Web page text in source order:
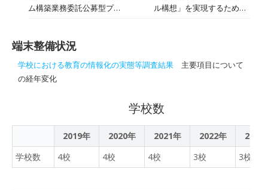
ム構築業務委託公募型プロ
ル構想」を実現するため、
ます。
端末整備状況
学校における教育の情報化の実態等調査結果 主要項目について
の経年変化
学校数
2019年 2020年 2021年 2022年
2023
学校数
4校 4校 4校 3校 3校